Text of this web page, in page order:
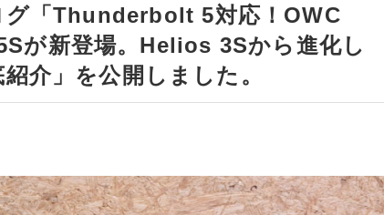
グ「Thunderbolt 5対応！OWC
が新登場。Helios 3Sから進化し
介」を公開しました。